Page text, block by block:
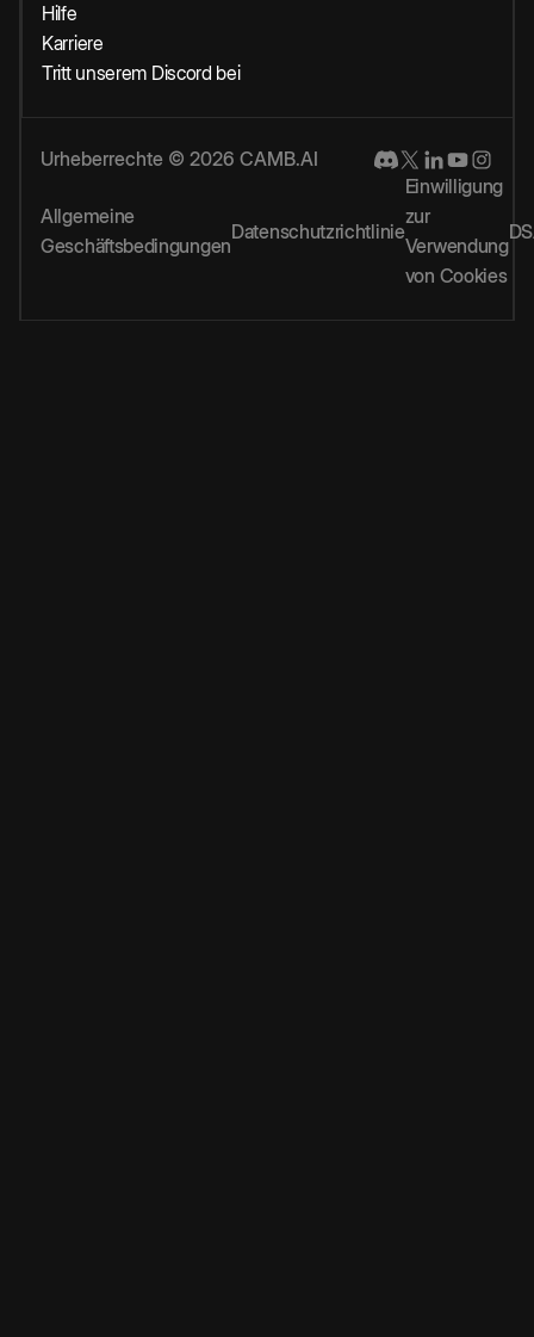
Hilfe
Karriere
Tritt unserem Discord bei
Urheberrechte © 2026 CAMB.AI
Allgemeine
Geschäftsbedingungen
Datenschutzrichtlinie
Einwilligung
zur
Verwendung
von Cookies